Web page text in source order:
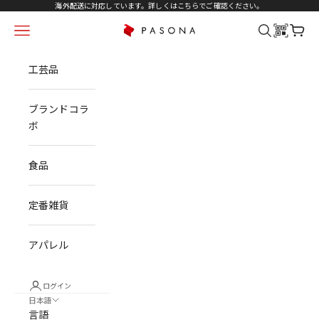
コンテンツへスキップ海外配送に対応しています。詳しくはこちらでご確認ください。
PASONA NATUREVERSE
メニュー 検索 カート
工芸品
ブランドコラ
ボ
食品
定番雑貨
アパレル
ログイン
日本語
言語